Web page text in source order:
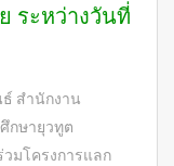
ระหว่างวันที่
สำนักงาน
กษายุวทูต
มโครงการแลก